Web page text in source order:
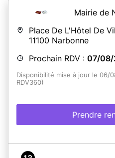
En
Mairie de
Place De L'Hôtel De
11100 Narbonne
Prochain RDV : 07/08/
Disponibilité mise à jour le 06/
RDV360)
Prendre
A propos de Mairie